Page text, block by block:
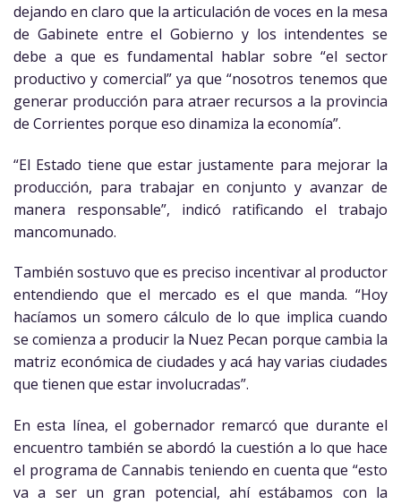
dejando en claro que la articulación de voces en la mesa
de Gabinete entre el Gobierno y los intendentes se
debe a que es fundamental hablar sobre “el sector
productivo y comercial” ya que “nosotros tenemos que
generar producción para atraer recursos a la provincia
de Corrientes porque eso dinamiza la economía”.
“El Estado tiene que estar justamente para mejorar la
producción, para trabajar en conjunto y avanzar de
manera responsable”, indicó ratificando el trabajo
mancomunado.
También sostuvo que es preciso incentivar al productor
entendiendo que el mercado es el que manda. “Hoy
hacíamos un somero cálculo de lo que implica cuando
se comienza a producir la Nuez Pecan porque cambia la
matriz económica de ciudades y acá hay varias ciudades
que tienen que estar involucradas”.
En esta línea, el gobernador remarcó que durante el
encuentro también se abordó la cuestión a lo que hace
el programa de Cannabis teniendo en cuenta que “esto
va a ser un gran potencial, ahí estábamos con la